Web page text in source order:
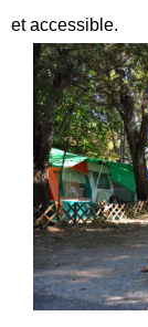
et accessible.